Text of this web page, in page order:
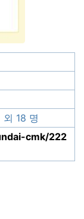
18 명
cmk/222